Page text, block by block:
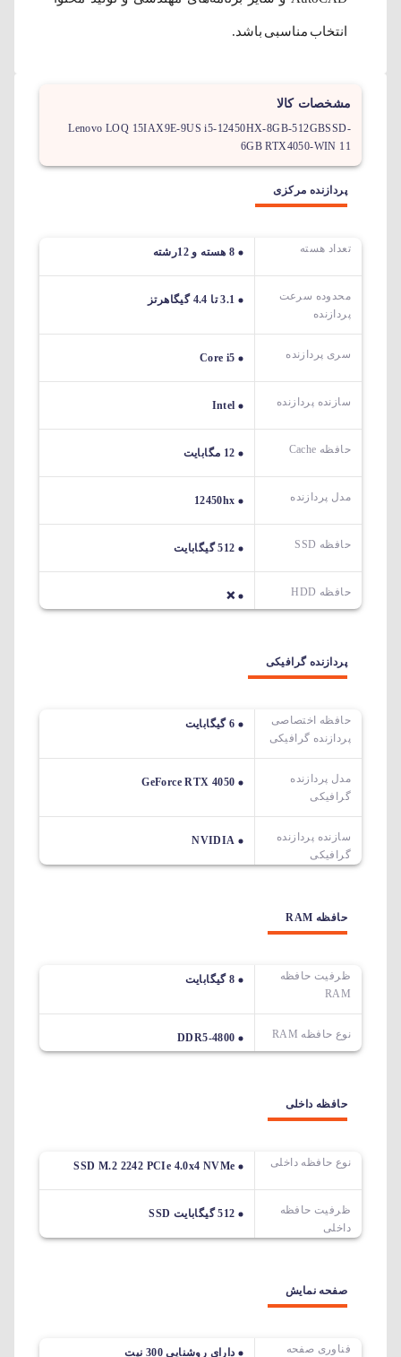
انتخاب مناسبی باشد.
مشخصات کالا
Lenovo LOQ 15IAX9E-9US i5-12450HX-8GB-512GBSSD-
6GB RTX4050-WIN 11
پردازنده مرکزی
تعداد هسته 8 هسته و 12رشته
محدوده سرعت
پردازنده
3.1 تا 4.4 گیگاهرتز
سری پردازنده Core i5
سازنده پردازنده Intel
حافظه Cache 12 مگابایت
مدل پردازنده 12450hx
حافظه SSD 512 گیگابایت
حافظه HDD ❌
پردازنده گرافیکی
حافظه اختصاصی
پردازنده گرافیکی
6 گیگابایت
مدل پردازنده
گرافیکی
GeForce RTX 4050
سازنده پردازنده
گرافیکی
NVIDIA
حافظه RAM
ظرفیت حافظه
RAM
8 گیگابایت
نوع حافظه RAM DDR5-4800
حافظه داخلی
نوع حافظه داخلی SSD M.2 2242 PCIe 4.0x4 NVMe
ظرفیت حافظه
داخلی
512 گیگابایت SSD
صفحه نمایش
فناوری صفحه
دارای روشنایی 300 نیت